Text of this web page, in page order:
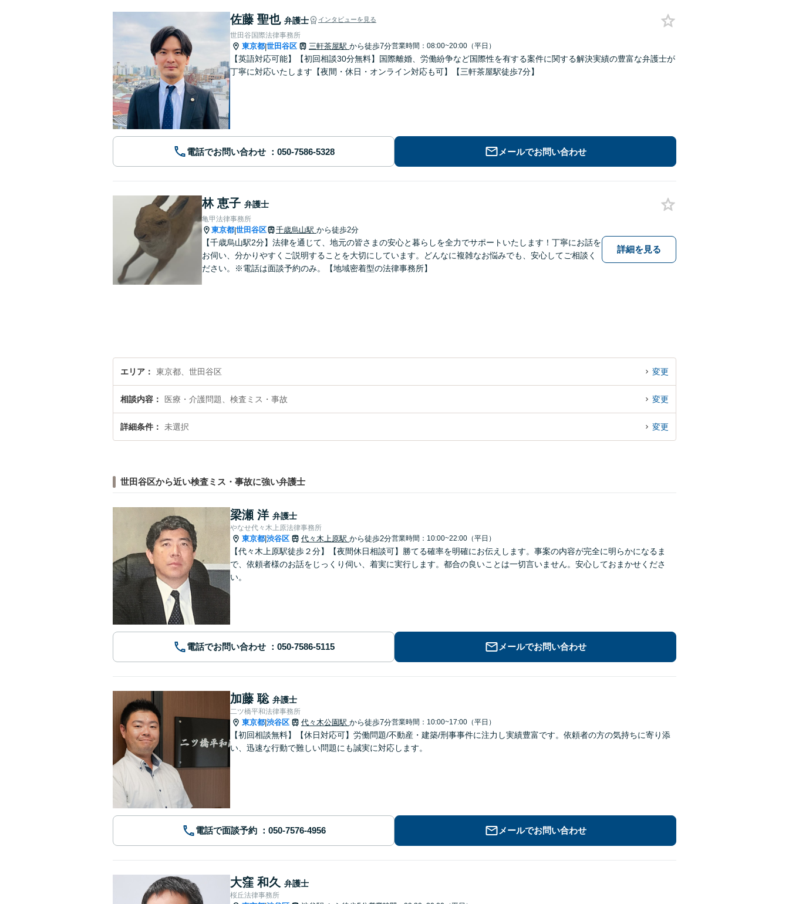
佐藤 聖也 弁護士 インタビューを見る
世田谷国際法律事務所
東京都|世田谷区 三軒茶屋駅 から徒歩7分営業時間：08:00~20:00（平日）
【英語対応可能】【初回相談30分無料】国際離婚、労働紛争など国際性を有する案件に関する解決実績の豊富な弁護士が
丁寧に対応いたします【夜間・休日・オンライン対応も可】【三軒茶屋駅徒歩7分】
電話でお問い合わせ メールでお問い合わせ
林 恵子 弁護士
亀甲法律事務所
東京都|世田谷区 千歳烏山駅 から徒歩2分
【千歳烏山駅2分】法律を通じて、地元の皆さまの安心と暮らしを全力でサポートいたします！丁寧にお話を
お伺い、分かりやすくご説明することを大切にしています。どんなに複雑なお悩みでも、安心してご相談く
ださい。※電話は面談予約のみ。【地域密着型の法律事務所】
詳細を見る
エリア 東京都、世田谷区 変更
相談内容 医療・介護問題、検査ミス・事故 変更
詳細条件 未選択 変更
世田谷区から近い検査ミス・事故に強い弁護士
梁瀬 洋 弁護士
やなせ代々木上原法律事務所
東京都 渋谷区 代々木上原駅 から徒歩2分営業時間：10:00~22:00（平日）
【代々木上原駅徒歩２分】【夜間休日相談可】勝てる確率を明確にお伝えします。事案の内容が完全に明らかになるま
で、依頼者様のお話をじっくり伺い、着実に実行します。都合の良いことは一切言いません。安心しておまかせくださ
い。
電話でお問い合わせ メールでお問い合わせ
加藤 聡 弁護士
二ツ橋平和法律事務所
東京都 渋谷区 代々木公園駅 から徒歩7分営業時間：10:00~17:00（平日）
【初回相談無料】【休日対応可】労働問題/不動産・建築/刑事事件に注力し実績豊富です。依頼者の方の気持ちに寄り添
い、迅速な行動で難しい問題にも誠実に対応します。
電話で面談予約 メールでお問い合わせ
大窪 和久 弁護士
桜丘法律事務所